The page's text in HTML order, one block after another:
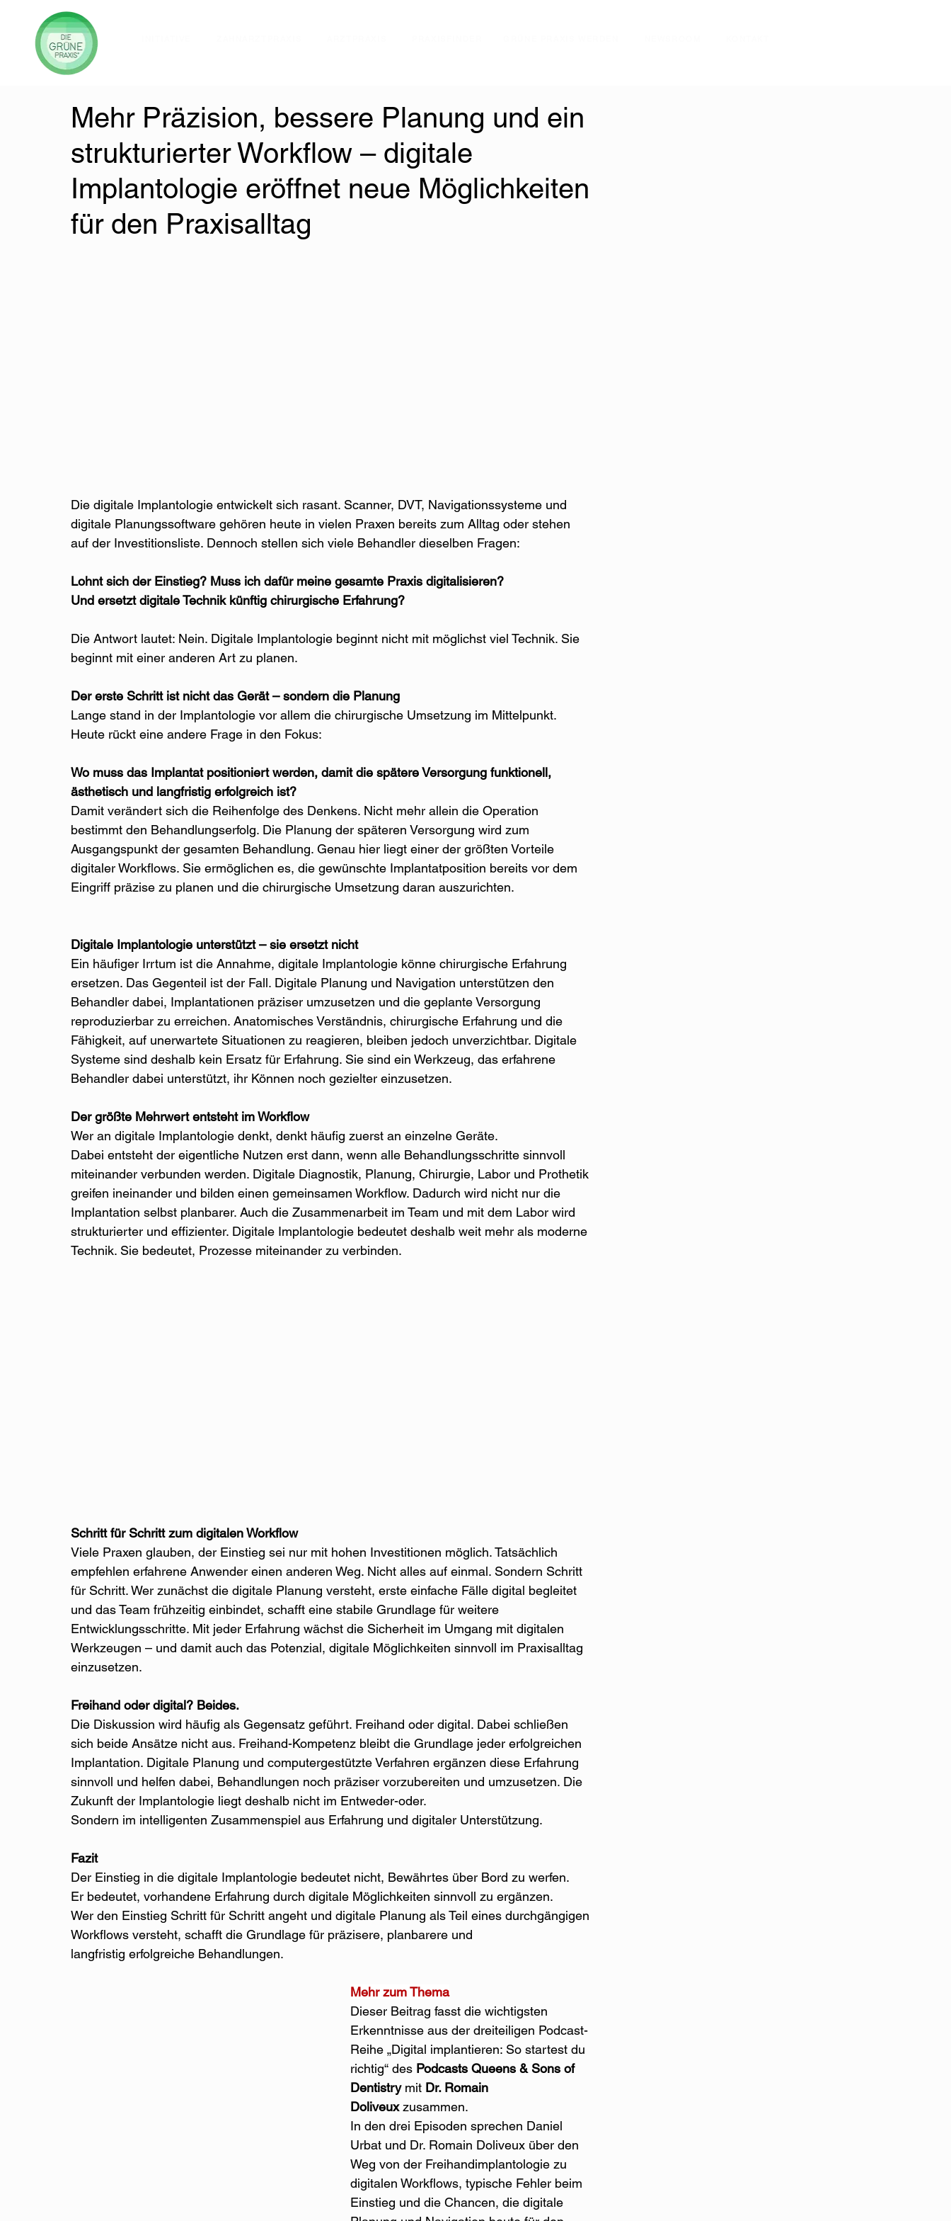
Mehr Präzision, bessere Planung und ein
strukturierter Workflow – digitale
Implantologie eröffnet neue Möglichkeiten
für den Praxisalltag
Die digitale Implantologie entwickelt sich rasant. Scanner, DVT, Navigationssysteme und
digitale Planungssoftware gehören heute in vielen Praxen bereits zum Alltag oder stehen
auf der Investitionsliste. Dennoch stellen sich viele Behandler dieselben Fragen:
Lohnt sich der Einstieg? Muss ich dafür meine gesamte Praxis digitalisieren?
Und ersetzt digitale Technik künftig chirurgische Erfahrung?
Die Antwort lautet: Nein. Digitale Implantologie beginnt nicht mit möglichst viel Technik. Sie
beginnt mit einer anderen Art zu planen.
Der erste Schritt ist nicht das Gerät – sondern die Planung
Lange stand in der Implantologie vor allem die chirurgische Umsetzung im Mittelpunkt.
Heute rückt eine andere Frage in den Fokus:
Wo muss das Implantat positioniert werden, damit die spätere Versorgung funktionell,
ästhetisch und langfristig erfolgreich ist?
Damit verändert sich die Reihenfolge des Denkens. Nicht mehr allein die Operation
bestimmt den Behandlungserfolg. Die Planung der späteren Versorgung wird zum
Ausgangspunkt der gesamten Behandlung. Genau hier liegt einer der größten Vorteile
digitaler Workflows. Sie ermöglichen es, die gewünschte Implantatposition bereits vor dem
Eingriff präzise zu planen und die chirurgische Umsetzung daran auszurichten.
Digitale Implantologie unterstützt – sie ersetzt nicht
Ein häufiger Irrtum ist die Annahme, digitale Implantologie könne chirurgische Erfahrung
ersetzen. Das Gegenteil ist der Fall. Digitale Planung und Navigation unterstützen den
Behandler dabei, Implantationen präziser umzusetzen und die geplante Versorgung
reproduzierbar zu erreichen. Anatomisches Verständnis, chirurgische Erfahrung und die
Fähigkeit, auf unerwartete Situationen zu reagieren, bleiben jedoch unverzichtbar. Digitale
Systeme sind deshalb kein Ersatz für Erfahrung. Sie sind ein Werkzeug, das erfahrene
Behandler dabei unterstützt, ihr Können noch gezielter einzusetzen.
Der größte Mehrwert entsteht im Workflow
Wer an digitale Implantologie denkt, denkt häufig zuerst an einzelne Geräte.
Dabei entsteht der eigentliche Nutzen erst dann, wenn alle Behandlungsschritte sinnvoll
miteinander verbunden werden. Digitale Diagnostik, Planung, Chirurgie, Labor und Prothetik
greifen ineinander und bilden einen gemeinsamen Workflow. Dadurch wird nicht nur die
Implantation selbst planbarer. Auch die Zusammenarbeit im Team und mit dem Labor wird
strukturierter und effizienter. Digitale Implantologie bedeutet deshalb weit mehr als moderne
Technik. Sie bedeutet, Prozesse miteinander zu verbinden.
Schritt für Schritt zum digitalen Workflow
Viele Praxen glauben, der Einstieg sei nur mit hohen Investitionen möglich. Tatsächlich
empfehlen erfahrene Anwender einen anderen Weg. Nicht alles auf einmal. Sondern Schritt
für Schritt. Wer zunächst die digitale Planung versteht, erste einfache Fälle digital begleitet
und das Team frühzeitig einbindet, schafft eine stabile Grundlage für weitere
Entwicklungsschritte. Mit jeder Erfahrung wächst die Sicherheit im Umgang mit digitalen
Werkzeugen – und damit auch das Potenzial, digitale Möglichkeiten sinnvoll im Praxisalltag
einzusetzen.
Freihand oder digital? Beides.
Die Diskussion wird häufig als Gegensatz geführt. Freihand oder digital. Dabei schließen
sich beide Ansätze nicht aus. Freihand-Kompetenz bleibt die Grundlage jeder erfolgreichen
Implantation. Digitale Planung und computergestützte Verfahren ergänzen diese Erfahrung
sinnvoll und helfen dabei, Behandlungen noch präziser vorzubereiten und umzusetzen. Die
Zukunft der Implantologie liegt deshalb nicht im Entweder-oder.
Sondern im intelligenten Zusammenspiel aus Erfahrung und digitaler Unterstützung.
Fazit
Der Einstieg in die digitale Implantologie bedeutet nicht, Bewährtes über Bord zu werfen.
Er bedeutet, vorhandene Erfahrung durch digitale Möglichkeiten sinnvoll zu ergänzen.
Wer den Einstieg Schritt für Schritt angeht und digitale Planung als Teil eines durchgängigen
Workflows versteht, schafft die Grundlage für präzisere, planbarere und
langfristig erfolgreiche Behandlungen.
Mehr zum Thema
Dieser Beitrag fasst die wichtigsten
Erkenntnisse aus der dreiteiligen Podcast-
Reihe „Digital implantieren: So startest du
richtig“ des Podcasts Queens & Sons of
Dentistry mit Dr. Romain
Doliveux zusammen.
In den drei Episoden sprechen Daniel
Urbat und Dr. Romain Doliveux über den
Weg von der Freihandimplantologie zu
digitalen Workflows, typische Fehler beim
Einstieg und die Chancen, die digitale